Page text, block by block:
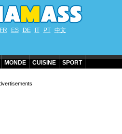
FR ES DE IT PT 中文
MONDE CUISINE SPORT